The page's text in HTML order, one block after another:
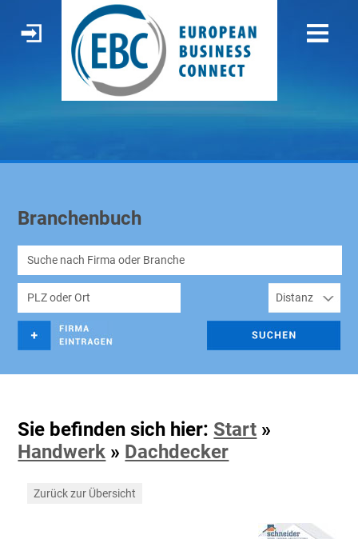
Branchenbuch
Sie befinden sich hier: Start »
Handwerk » Dachdecker
Zurück zur Übersicht